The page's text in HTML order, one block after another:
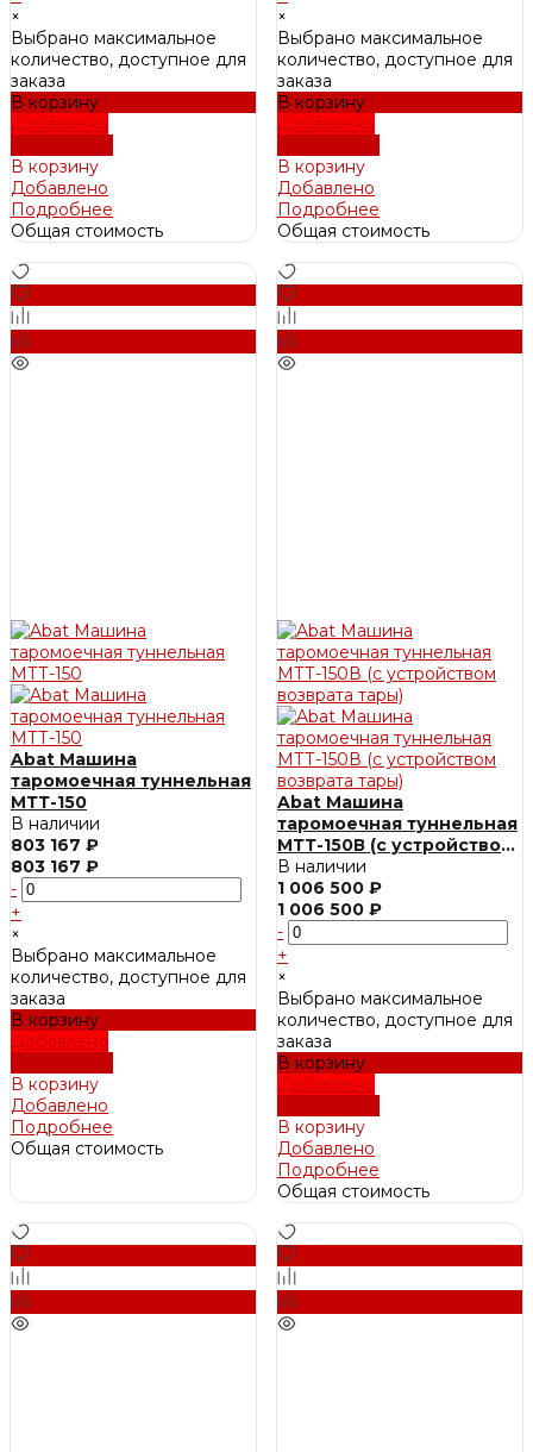
×
Выбрано максимальное
количество, доступное для
заказа
В корзину
Добавлено
В корзину
Добавлено
Подробнее
Общая стоимость
×
Выбрано максимальное
количество, доступное для
заказа
В корзину
Добавлено
В корзину
Добавлено
Подробнее
Общая стоимость
Abat Машина
таромоечная туннельная
МТТ-150
В наличии
803 167 ₽
803 167 ₽
-
+
×
Выбрано максимальное
количество, доступное для
заказа
В корзину
Добавлено
В корзину
Добавлено
Подробнее
Общая стоимость
Abat Машина
таромоечная туннельная
МТТ-150В (с устройством
возврата тары)
В наличии
1 006 500 ₽
1 006 500 ₽
-
+
×
Выбрано максимальное
количество, доступное для
заказа
В корзину
Добавлено
В корзину
Добавлено
Подробнее
Общая стоимость